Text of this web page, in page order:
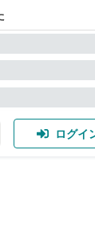
ログイ